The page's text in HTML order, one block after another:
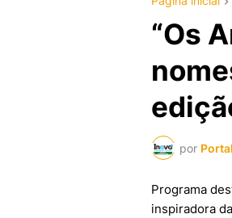
“Os
por
Programa
inspiradora